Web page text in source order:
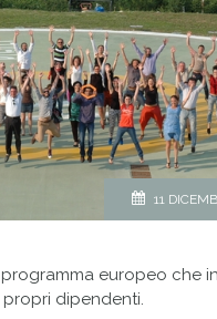
11
programma europeo che
dipendenti.